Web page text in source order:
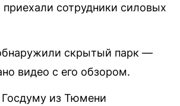
приехали сотрудники силовых
скрытый парк —
видео с его обзором.
Госдуму из Тюмени